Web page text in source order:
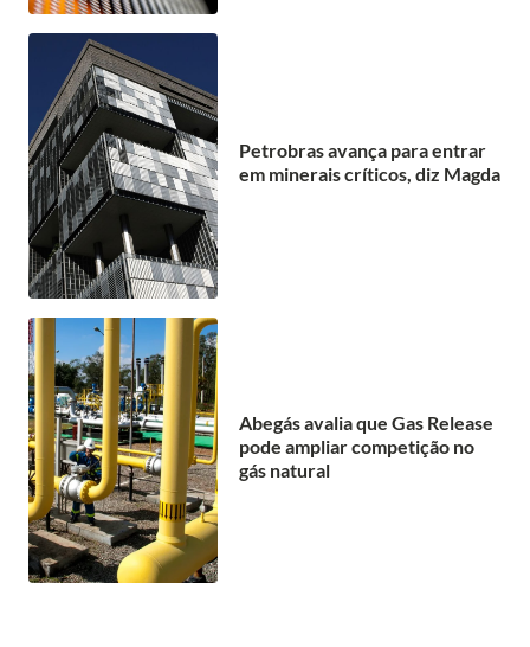
Petrobras avança para entrar
em minerais críticos, diz Magda
Abegás avalia que Gas Release
pode ampliar competição no
gás natural